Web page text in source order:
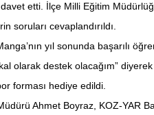
etti. İlçe Milli Eğitim
soruları cevaplandırıldı.
yıl sonunda başarılı
olarak destek olacağım”
forması hediye edildi.
Ahmet Boyraz, KOZ-YAR